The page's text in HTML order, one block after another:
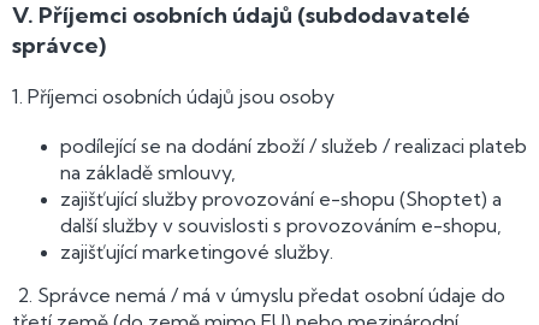
V. Příjemci osobních údajů (subdodavatelé
správce)
1. Příjemci osobních údajů jsou osoby
podílející se na dodání zboží / služeb / realizaci plateb
na základě smlouvy,
zajišťující služby provozování e-shopu (Shoptet) a
další služby v souvislosti s provozováním e-shopu,
zajišťující marketingové služby.
2. Správce nemá / má v úmyslu předat osobní údaje do